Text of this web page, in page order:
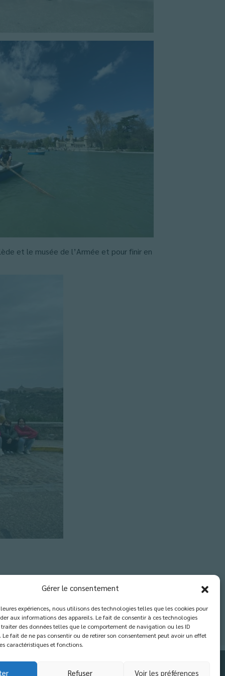
Gérer le consentement
expériences, nous utilisons des technologies telles que les cookies pour
aux informations des appareils. Le fait de consentir à ces technologies
des données telles que le comportement de navigation ou les ID
Le fait de ne pas consentir ou de retirer son consentement peut avoir un effet
caractéristiques et fonctions.
Refuser Voir les préférences
et le musée de l’Armée et pour finir en